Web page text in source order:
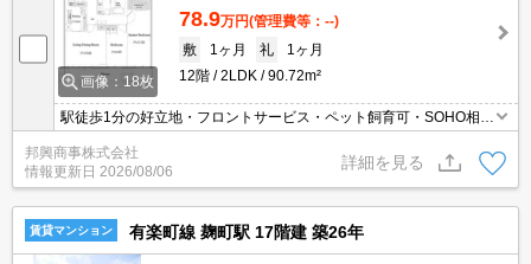
画像：18枚
78.9万円(管理費等：--)
敷
1ヶ月 礼
1ヶ月
12階
2LDK 90.72m²
駅徒歩1分の好立地・フロントサービス・ペット飼育可・SOHO相談
可・楽器相談可・フィットネス・インターネット無料・買物便利・
駐車場(空き要確認)・食洗機・床暖房・収納豊富・再契約可
邦興商事株式会社
情報更新日 2026/08/06
詳細を見る
賃貸マンション 有楽町線 麹町駅 17階建 築26年